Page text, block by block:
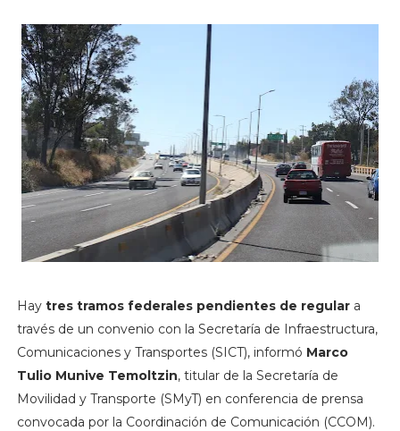
Hay tres tramos federales pendientes de regulara
través de un convenio con la Secretaría de Infraestructura,
Comunicaciones y Transportes (SICT), informó Marco
Tulio Munive Temoltzin, titular de la Secretaría de
Movilidad y Transporte (SMyT) en conferencia de prensa
convocada por la Coordinación de Comunicación (CCOM).